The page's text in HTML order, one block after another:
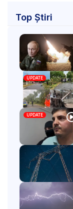
Top Știri
UPDATE
UPDATE